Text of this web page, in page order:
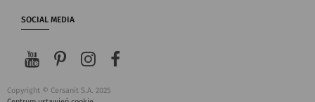
SOCIAL MEDIA
Copyright © Cersanit S.A. 2025